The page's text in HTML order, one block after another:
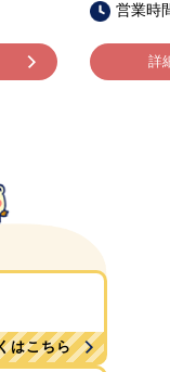
営業時
詳
はこちら